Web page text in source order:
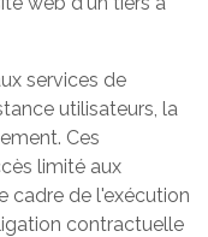
services de
utilisateurs, la
Ces
limité aux
cadre de l'exécution
contractuelle